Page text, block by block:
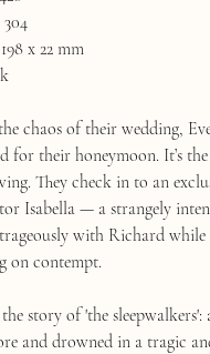
304
x 22 mm
chaos of their wedding,
for their honeymoon. It’s
They check in to an
Isabella — a strangely
with Richard
on contempt.
story of 'the
and drowned in a tragic